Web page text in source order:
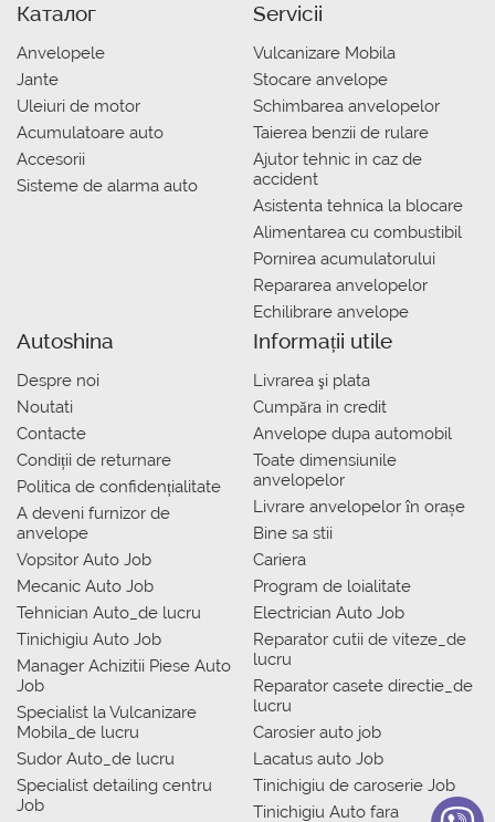
Каталог
Anvelopele
Jante
Uleiuri de motor
Acumulatoare auto
Accesorii
Sisteme de alarma auto
Servicii
Vulcanizare Mobila
Stocare anvelope
Schimbarea anvelopelor
Taierea benzii de rulare
Ajutor tehnic in caz de
accident
Asistenta tehnica la blocare
Alimentarea cu combustibil
Pornirea acumulatorului
Repararea anvelopelor
Echilibrare anvelope
Autoshina
Despre noi
Noutati
Contacte
Condiții de returnare
Politica de confidențialitate
A deveni furnizor de
anvelope
Vopsitor Auto Job
Mecanic Auto Job
Tehnician Auto_de lucru
Tinichigiu Auto Job
Manager Achizitii Piese Auto
Job
Specialist la Vulcanizare
Mobila_de lucru
Sudor Auto_de lucru
Specialist detailing centru
Job
Informații utile
Livrarea şi plata
Сumpăra in credit
Anvelope dupa automobil
Toate dimensiunile
anvelopelor
Livrare anvelopelor în orașe
Bine sa stii
Cariera
Program de loialitate
Electrician Auto Job
Reparator cutii de viteze_de
lucru
Reparator casete directie_de
lucru
Carosier auto job
Lacatus auto Job
Tinichigiu de caroserie Job
Tinichigiu Auto fara